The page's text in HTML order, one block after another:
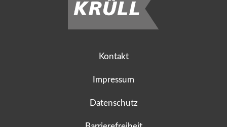
Kontakt
Impressum
Datenschutz